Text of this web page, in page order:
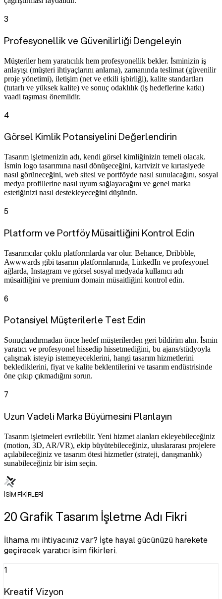
3
Profesyonellik ve Güvenilirliği Dengeleyin
Müşteriler hem yaratıcılık hem profesyonellik bekler. İsminizin iş
anlayışı (müşteri ihtiyaçlarını anlama), zamanında teslimat (güvenilir
proje yönetimi), iletişim (net ve etkili işbirliği), kalite standartları
(tutarlı ve yüksek kalite) ve sonuç odaklılık (iş hedeflerine katkı)
vaadi taşıması önemlidir.
4
Görsel Kimlik Potansiyelini Değerlendirin
Tasarım işletmenizin adı, kendi görsel kimliğinizin temeli olacak.
İsmin logo tasarımına nasıl dönüşeceğini, kartvizit ve kırtasiyede
nasıl görüneceğini, web sitesi ve portföyde nasıl sunulacağını, sosyal
medya profillerine nasıl uyum sağlayacağını ve genel marka
estetiğinizi nasıl destekleyeceğini düşünün.
5
Platform ve Portföy Müsaitliğini Kontrol Edin
Tasarımcılar çoklu platformlarda var olur. Behance, Dribbble,
Awwwards gibi tasarım platformlarında, LinkedIn ve profesyonel
ağlarda, Instagram ve görsel sosyal medyada kullanıcı adı
müsaitliğini ve premium domain müsaitliğini kontrol edin.
6
Potansiyel Müşterilerle Test Edin
Sonuçlandırmadan önce hedef müşterilerden geri bildirim alın. İsmin
yaratıcı ve profesyonel hissedip hissetmediğini, bu ajans/stüdyoyla
çalışmak isteyip istemeyeceklerini, hangi tasarım hizmetlerini
beklediklerini, fiyat ve kalite beklentilerini ve tasarım endüstrisinde
öne çıkıp çıkmadığını sorun.
7
Uzun Vadeli Marka Büyümesini Planlayın
Tasarım işletmeleri evrilebilir. Yeni hizmet alanları ekleyebileceğiniz
(motion, 3D, AR/VR), ekip büyütebileceğiniz, uluslararası projelere
açılabileceğiniz ve tasarım ötesi hizmetler (strateji, danışmanlık)
sunabileceğiniz bir isim seçin.
İSİM FİKİRLERİ
20 Grafik Tasarım İşletme Adı Fikri
İlhama mı ihtiyacınız var? İşte hayal gücünüzü harekete
geçirecek yaratıcı isim fikirleri.
1
Kreatif Vizyon